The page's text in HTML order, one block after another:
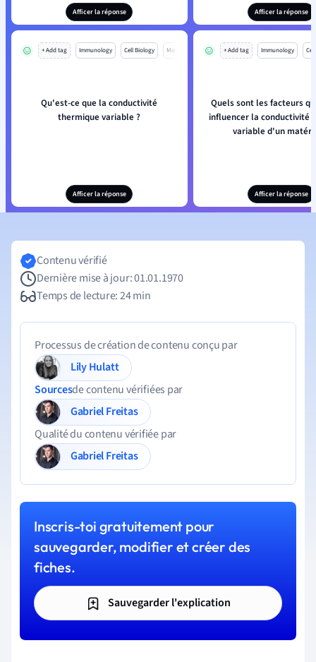
Afficer la réponse Afficer la réponse
+ Add tag Immunology Cell Biology Mo
Qu'est-ce que la conductivité
thermique variable ?
Afficer la réponse
+ Add tag Immunology
Quels sont les facteurs
influencer la conductivité
variable d'un
Afficer la réponse
Contenu vérifié
Dernière mise à jour: 01.01.1970
Temps de lecture: 24 min
Processus de création de contenu conçu par
Lily Hulatt
Sourcesde contenu vérifiées par
Gabriel Freitas
Qualité du contenu vérifiée par
Gabriel Freitas
Inscris-toi gratuitement pour
sauvegarder, modifier et créer des
fiches.
Sauvegarder l'explication